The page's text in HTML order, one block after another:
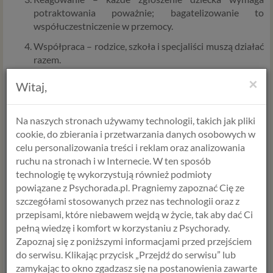
potraktowania poważnie; bagatelizowanie to
współuczestniczenie w przemocy.
Współpraca – rodzice, szkoła i specjaliści muszą działać
razem.
Wsparcie psychologiczne – zarówno dla ofiar, jak i
sprawców, którzy często sami mierzą się z deficytami
emocjonalnymi.
Rola firmy – Psychorada dla Firm
W Psychoradzie podkreślamy, że troska o pracownika to
także troska o jego rodzinę. Dlatego w ramach programu
Psychorada dla Firm:
prowadzimy warsztaty dla rodziców,
szkolimy liderów i HR w zakresie rozpoznawania
sygnałów kryzysu u pracowników,
oferujemy indywidualne konsultacje psychologiczne.
×
Witaj,
Na naszych stronach używamy technologii, takich jak pliki
cookie, do zbierania i przetwarzania danych osobowych w
celu personalizowania treści i reklam oraz analizowania
ruchu na stronach i w Internecie. W ten sposób
technologię tę wykorzystują również podmioty
powiązane z Psychorada.pl. Pragniemy zapoznać Cię ze
szczegółami stosowanych przez nas technologii oraz z
przepisami, które niebawem wejdą w życie, tak aby dać Ci
pełną wiedzę i komfort w korzystaniu z Psychorady.
Zapoznaj się z poniższymi informacjami przed przejściem
do serwisu. Klikając przycisk „Przejdź do serwisu” lub
zamykając to okno zgadzasz się na postanowienia zawarte